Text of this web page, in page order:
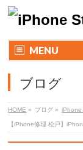
MENU
ブログ
HOME » ブログ »
【iPhone修理 松戸】